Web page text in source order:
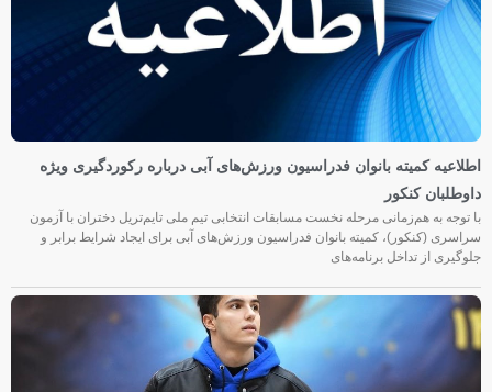
اطلاعیه کمیته بانوان فدراسیون ورزش‌های آبی درباره رکوردگیری ویژه
داوطلبان کنکور
با توجه به هم‌زمانی مرحله نخست مسابقات انتخابی تیم ملی تایم‌تریل دختران با آزمون
سراسری (کنکور)، کمیته بانوان فدراسیون ورزش‌های آبی برای ایجاد شرایط برابر و
جلوگیری از تداخل برنامه‌های